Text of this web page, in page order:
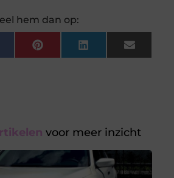
hem dan op:
Pinterest LinkedIn Email
voor meer inzicht